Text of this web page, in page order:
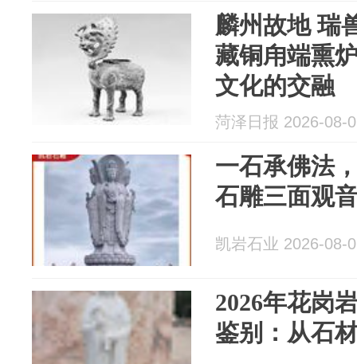
麟州故地
藏铜甪端熏
文化的交融
菏泽日报 2026-08-
一石承佛法
石雕三面观
凯岩石业 2026-08-
2026年花岗
鉴别：从石